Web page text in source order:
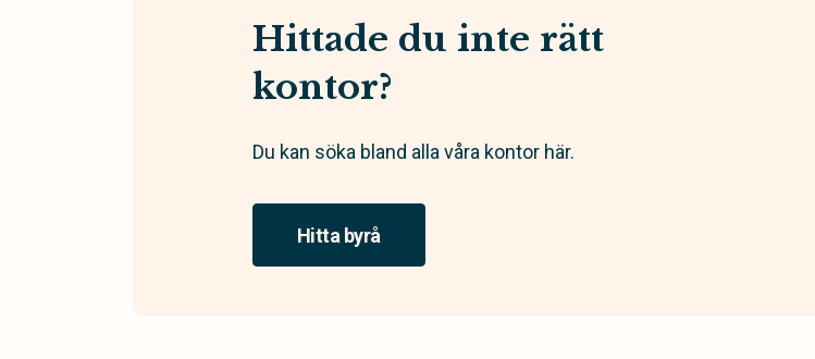
Hittade du inte rätt
kontor?
Du kan söka bland alla våra kontor här.
Hitta byrå